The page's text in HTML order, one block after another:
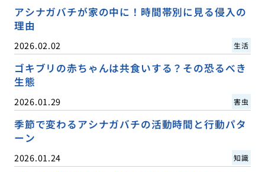
アシナガバチが家の中に！時間帯別に見る侵入の
理由
2026.02.02 生活
ゴキブリの赤ちゃんは共食いする？その恐るべき
生態
2026.01.29 害虫
季節で変わるアシナガバチの活動時間と行動パタ
ーン
2026.01.24 知識